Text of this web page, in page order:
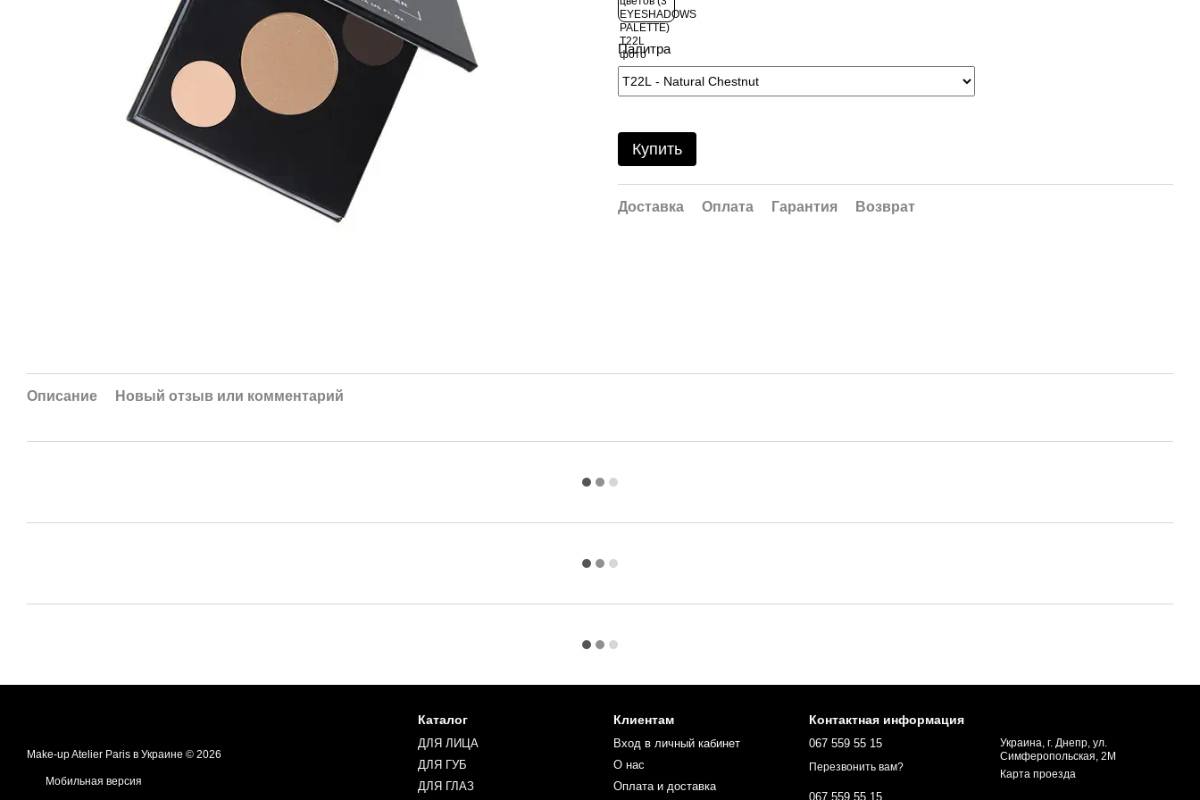
Палитра
Купить
Доставка Оплата Гарантия Возврат
Описание Новый отзыв или комментарий
Make-up Atelier Paris в Украине © 2026
Мобильная версия
Каталог
ДЛЯ ЛИЦА
ДЛЯ ГУБ
ДЛЯ ГЛАЗ
Клиентам
Вход в личный кабинет
О нас
Оплата и доставка
Контактная информация
067 559 55 15
Перезвонить вам?
067 559 55 15
Украина, г. Днепр, ул.
Симферопольская, 2М
Карта проезда